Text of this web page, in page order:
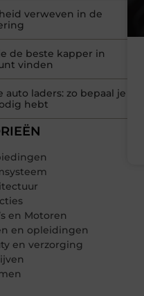
verweven in de
de beste kapper in
vinden
auto laders: zo bepaal je
hebt
en Motoren
en opleidingen
en verzorging